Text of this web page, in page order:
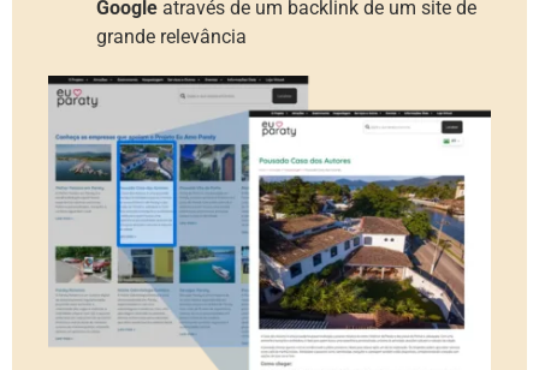
Google através de um backlink de um site de
grande relevância